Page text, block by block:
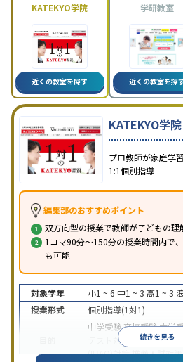
KATEKYO学院
近くの教室を探す
学研教室
近くの教室を探
KATEKYO学院
プロ教師が家庭学
1:1個別指導
編集部のおすすめポイント
双方向型の授業で教師が子どもの理
1コマ90分～150分の授業時間内で
も可能
続きを見る
対象学年 小1 ~ 6 中1 ~ 3 高1 ~ 3
授業形式
個別指導(1対1)
中学受験高校受験大学
テスト対策
内申点対策
(旧AO)対策推薦入試対策